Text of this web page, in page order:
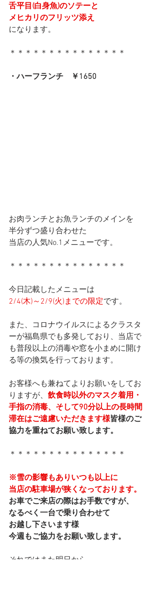
舌平目(白身魚)のソテーと
メヒカリのフリッツ添え
になります。
＊＊＊＊＊＊＊＊＊＊＊＊＊＊＊
・ハーフランチ　￥1650
お肉ランチとお魚ランチのメインを
半分ずつ盛り合わせた
当店の人気No.1メニューです。
＊＊＊＊＊＊＊＊＊＊＊＊＊＊＊
今日記載したメニューは
2/4(木)～2/9(火)までの限定です。
また、コロナウイルスによるクラスタ
ーが福島県でも多発しており、当店で
も普段以上の消毒や窓を小まめに開け
る等の換気を行っております。
お客様へも兼ねてよりお願いをしてお
りますが、 飲食時以外のマスク着用・
手指の消毒、そして90分以上の長時間
滞在はご遠慮いただきます様皆様のご
協力を重ねてお願い致します。
＊＊＊＊＊＊＊＊＊＊＊＊＊＊＊
※雪の影響もありいつも以上に
当店の駐車場が狭くなっております。
お車でご来店の際はお手数ですが、
なるべく一台で乗り合わせて
お越し下さいます様
今週もご協力をお願い致します。
それではまた明日から